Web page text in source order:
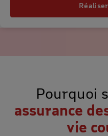
Pourquoi
assurance
vie